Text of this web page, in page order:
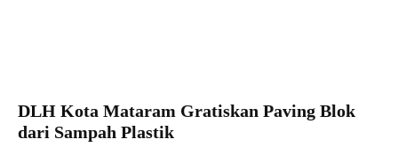
DLH Kota Mataram Gratiskan Paving Blok
dari Sampah Plastik